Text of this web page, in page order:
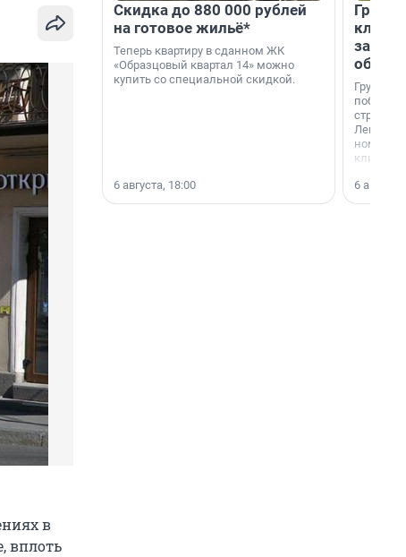
в
вплоть
Скидка до 880 000 рублей
на готовое жильё*
Теперь квартиру в сданном ЖК
«Образцовый квартал 14» можно
купить со специальной скидкой.
6 августа, 18:00
Группа
области».
6